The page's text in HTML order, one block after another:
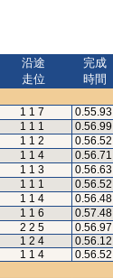
沿途
走位
完成
時間
1 1 7 0.55.93
1 1 1 0.56.99
1 1 2 0.56.52
1 1 4 0.56.71
1 1 3 0.56.63
1 1 1 0.56.52
1 1 4 0.56.48
1 1 6 0.57.48
2 2 5 0.56.97
1 2 4 0.56.12
1 1 4 0.56.52